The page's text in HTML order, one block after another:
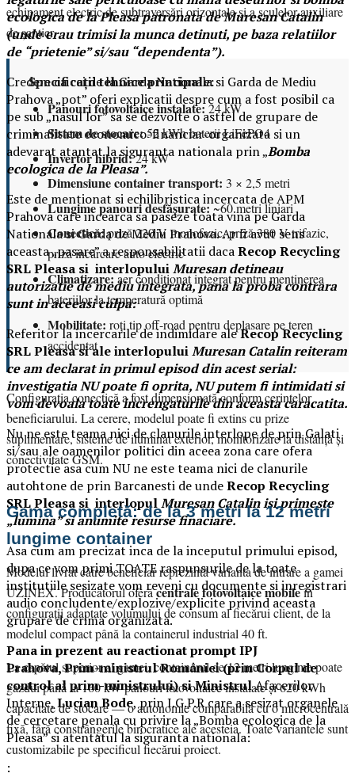
ecologica de la Pleasa patronata de Muresan Catalin
(unde erau trimisi la munca detinuti, pe baza relatiilor
de “prietenie” si/sau “dependenta”).
Credem ca cei de la Garda Nationala si Garda de Mediu
Prahova „pot” oferi explicatii despre cum a fost posibil ca
pe sub „nasul lor” sa se dezvolte o astfel de grupare de
criminalitate economico-financiar-organizata si un
adevarat atantat la siguranta nationala prin „Bomba
ecologica de la Pleasa”.
Este de mentionat si echilibristica incercata de APM
Prahova care incearca sa paseze toata vina pe Garda
Nationala si Garda de Mediu Prahova. Ar fi avut sens
aceasta „pasare” a responsabilitatii dacaRecop Recycling
SRL Pleasa si interlopuluiMuresan detineau
autorizatie de mediu integrata, pana la proba contrara
sunt in aceeasi culpa:
Referitor la incercarile de indimidare aleRecop Recycling
SRL Pleasa si ale interlopuluiMuresan Catalin reiteram
ce am declarat in primul episod din acest serial:
investigatia NU poate fi oprita, NU putem fi intimidati si
vom devoala toate increngaturile din aceasta caracatita.
Nu ne este teama nici de clanurile interlope de prin Galati
si/sau ale oamenilor politici din aceea zona care ofera
protectie asa cum NU ne este teama nici de clanurile
autohtone de prin Barcanesti de undeRecop Recycling
SRL Pleasa si interlopulMuresan Catalin isi primeste
„lumina” si anumite resurse finaciare.
Asa cum am precizat inca de la inceputul primului episod,
dupa ce vom primi TOATE raspunsurile de la toate
institutiile sesizate vom reveni cu documente si inregistrari
audio concludente/explozive/explicite privind aceasta
grupare de crima organizata.
Pana in prezent au reactionat prompt IPJ
Prahova,Prim-ministrul României (prinCorpul de
control al prim-ministrului) siMinistrulAfacerilor
Interne,Lucian Bode, prin I.G.P.R care a sesizat organele
de cercetare penala cu privire la „Bomba ecologica de la
Pleasa” si atentatul la siguranta nationala:
:
echipament electric de subtraversări orizontale și a sculelor auxiliare
de șantier.
Specificații tehnice principale:
Panouri fotovoltaice instalate:24 kW
Sistem de stocare:52 kWh baterii LiFePO4
Invertor hibrid:24 kW
Dimensiune container transport: 3 × 2,5 metri
Lungime panouri desfășurate:~60 metri liniari
Conectică:priză 220 V monofazic, priză 380 V trifazic,
priză încărcare auto electric
Climatizare:aer condiționat integrat pentru menținerea
bateriilor la temperatură optimă
Mobilitate: roți tip off-road pentru deplasare pe teren
accidentat
Configurația conectică a fost dimensionată conform cerințelor
beneficiarului. La cerere, modelul poate fi extins cu prize
suplimentare, sisteme de iluminat exterior, monitorizare la distanță și
conectivitate GSM.
Gama completă: de la 3 metri la 12 metri
lungime container
Modelul livrat către beneficiar reprezintă varianta de intrare a gamei
UZINEX. Producătorul oferăcentrale fotovoltaice mobileîn
configurații adaptate volumului de consum al fiecărui client, de la
modelul compact până la containerul industrial 40 ft.
La capătul superior al gamei, containerul de 12 metri lungime poate
găzdui până la 160 kW panouri fotovoltaice instalate și 620 kWh
capacitate de stocare — o autonomie comparabilă cu o microcentrală
fixă, fără constrângerile birocratice ale acesteia. Toate variantele sunt
customizabile pe specificul fiecărui proiect.